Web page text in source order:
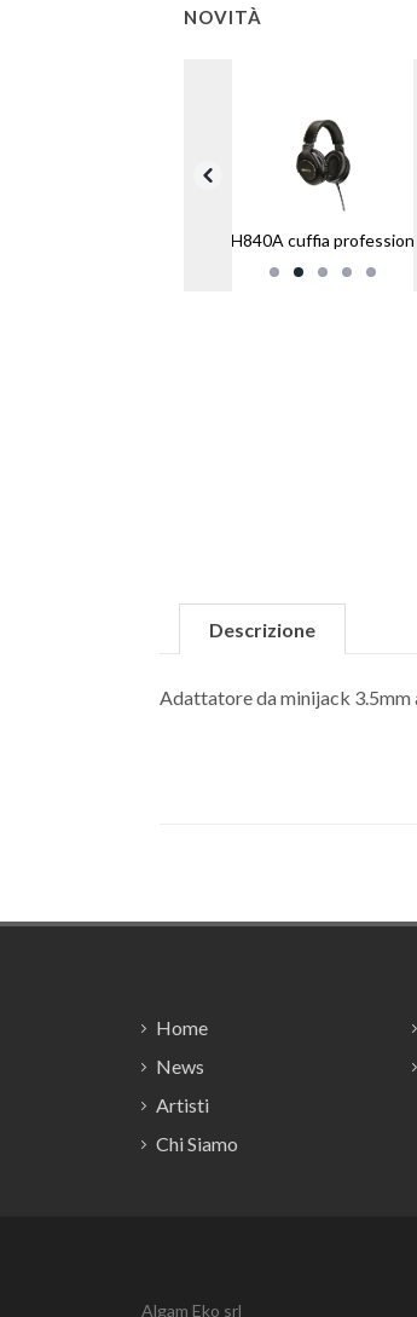
NOVITÀ
SRH840A cuffia
Descrizione
Adattatore da minijack 3.5mm
Home
News
Artisti
Chi Siamo
Algam Eko srl